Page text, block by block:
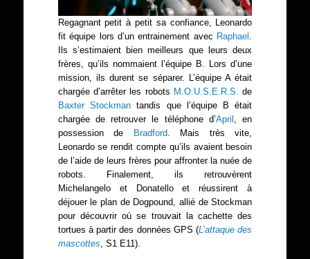
Regagnant petit à petit sa confiance, Leonardo
fit équipe lors d’un entrainement avec Raphael .
Ils s’estimaient bien meilleurs que leurs deux
frères, qu’ils nommaient l’équipe B. Lors d’une
mission, ils durent se séparer. L’équipe A était
chargée d’arrêter les robots M.O.U.S.E.R.S. de
Baxter Stockmantandis que l’équipe B était
chargée de retrouver le téléphone d’April , en
possession de
Bradford. Mais très vite,
Leonardo se rendit compte qu’ils avaient besoin
de l’aide de leurs frères pour affronter la nuée de
robots. Finalement, ils retrouvèrent
Michelangelo et Donatello et réussirent à
déjouer le plan de Dogpound, allié de Stockman
pour découvrir où se trouvait la cachette des
tortues à partir des données GPS (L’attaque des
mascottes, S1 E11).